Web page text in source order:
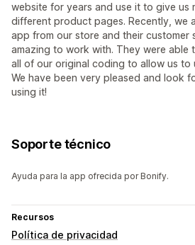
website for years and use it to give us
different product pages. Recently, we
app from our store and their customer
amazing to work with. They were able
all of our original coding to allow us to
We have been very pleased and look
using it!
Soporte técnico
Ayuda para la app ofrecida por Bonify.
Recursos
Política de privacidad